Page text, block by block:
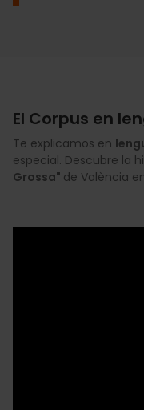
El Corpus en
Te explicamos en
especial. Descubre la
Grossa" de València